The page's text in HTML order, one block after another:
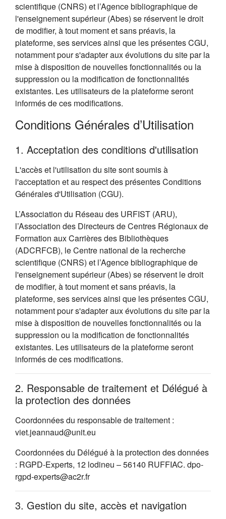
scientifique (CNRS) et l’Agence bibliographique de
l'enseignement supérieur (Abes) se réservent le droit
de modifier, à tout moment et sans préavis, la
plateforme, ses services ainsi que les présentes CGU,
notamment pour s'adapter aux évolutions du site par la
mise à disposition de nouvelles fonctionnalités ou la
suppression ou la modification de fonctionnalités
existantes. Les utilisateurs de la plateforme seront
informés de ces modifications.
Conditions Générales d’Utilisation
1. Acceptation des conditions d'utilisation
L'accès et l'utilisation du site sont soumis à
l'acceptation et au respect des présentes Conditions
Générales d'Utilisation (CGU).
L’Association du Réseau des URFIST (ARU),
l’Association des Directeurs de Centres Régionaux de
Formation aux Carrières des Bibliothèques
(ADCRFCB), le Centre national de la recherche
scientifique (CNRS) et l’Agence bibliographique de
l'enseignement supérieur (Abes) se réservent le droit
de modifier, à tout moment et sans préavis, la
plateforme, ses services ainsi que les présentes CGU,
notamment pour s'adapter aux évolutions du site par la
mise à disposition de nouvelles fonctionnalités ou la
suppression ou la modification de fonctionnalités
existantes. Les utilisateurs de la plateforme seront
informés de ces modifications.
2. Responsable de traitement et Délégué à
la protection des données
Coordonnées du responsable de traitement :
viet.jeannaud@unit.eu
Coordonnées du Délégué à la protection des données
: RGPD-Experts, 12 lodineu – 56140 RUFFIAC. dpo-
rgpd-experts@ac2r.fr
3. Gestion du site, accès et navigation